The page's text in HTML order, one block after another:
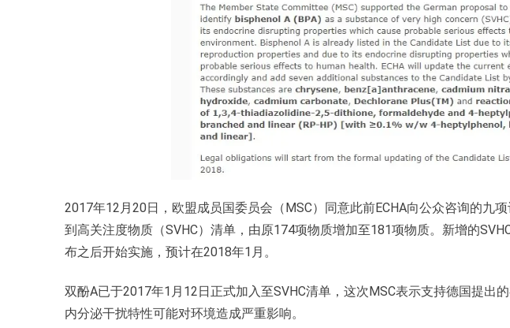
2017年12月20日，欧盟成员国委员会（MSC）同意此前ECHA向公众咨询的九
到高关注度物质（SVHC）清单，由原174项物质增加至181项物质。新增的
布之后开始实施，预计在2018年1月。
双酚A已于2017年1月12日正式加入至SVHC清单，这次MSC表示支持德国提出
内分泌干扰特性可能对环境造成严重影响。